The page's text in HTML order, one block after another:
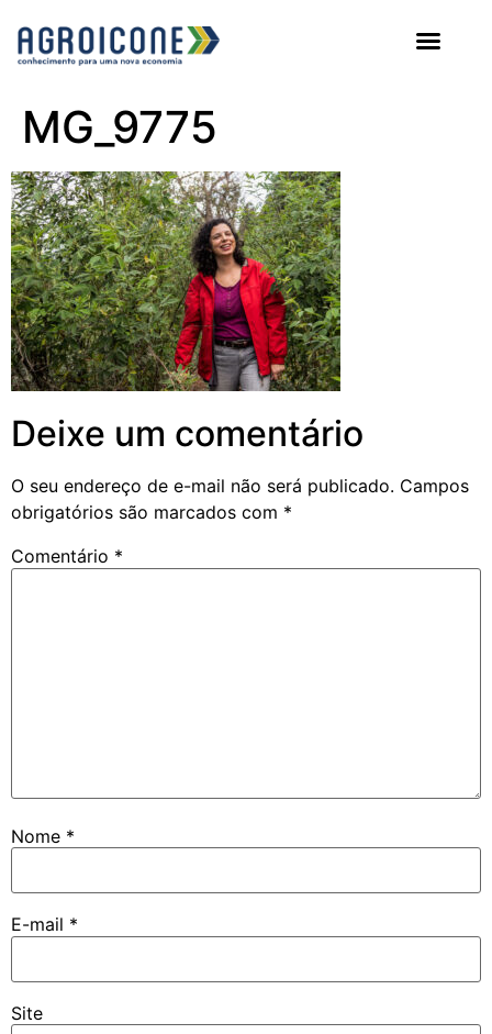
MG_9775
Deixe um comentário
O seu endereço de e-mail não será publicado. Campos
obrigatórios são marcados com *
Comentário *
Nome *
E-mail *
Site